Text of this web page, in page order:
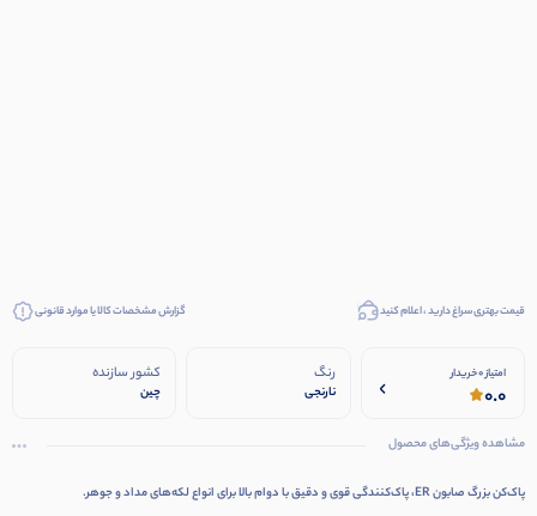
قیمت بهتری سراغ دارید ، اعلام کنید گزارش مشخصات کالا یا موارد قانونی
امتیاز 0 خریدار
0.0
رنگ
نارنجی
کشور سازنده
چین
مشاهده ویژگی‌های محصول
پاک‌کن بزرگ صابون ER، پاک‌کنندگی قوی و دقیق با دوام بالا برای انواع لکه‌های مداد و جوهر.